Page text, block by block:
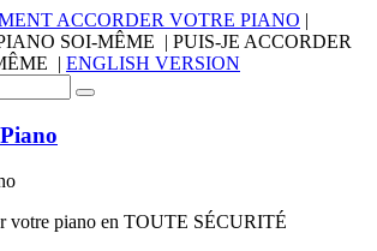
ACCORDER VOTRE PIANO |
SOI-MÊME | PUIS-JE ACCORDER
| ENGLISH VERSION
votre piano en TOUTE SÉCURITÉ